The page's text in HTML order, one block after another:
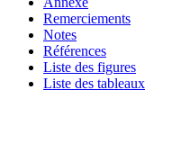
Remerciements
Notes
Références
Liste des figures
Liste des tableaux